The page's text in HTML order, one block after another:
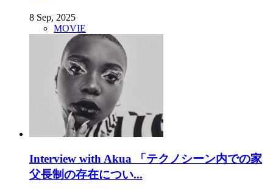
8 Sep, 2025
MOVIE
Interview with Akua 「テクノシーン内での家
父長制の存在につい...